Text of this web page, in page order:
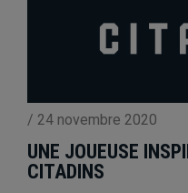
/ 24 novembre 2020
UNE JOUEUSE
CITADINS